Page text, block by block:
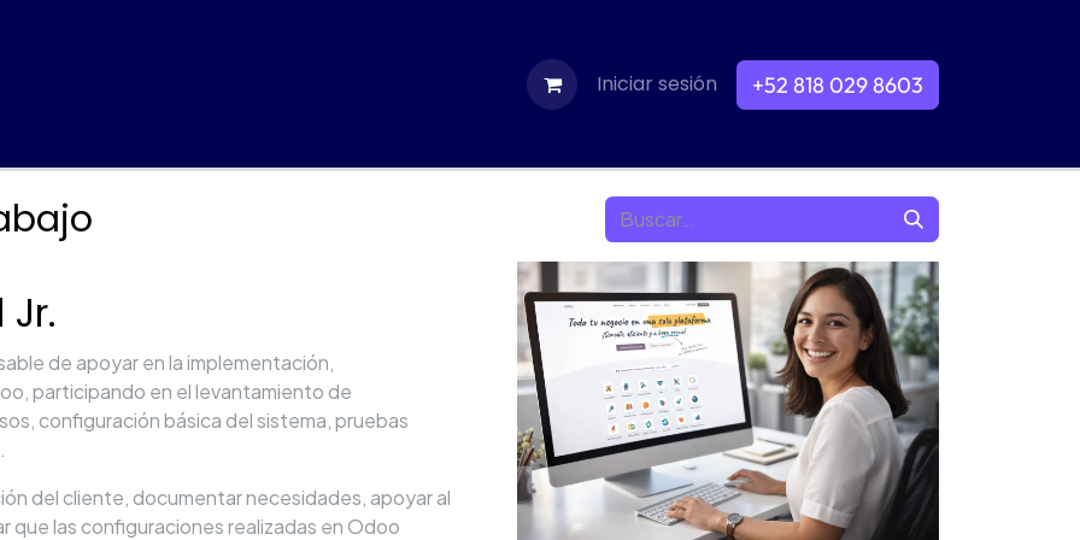
Contacto Empleos
Iniciar sesión +52 818 029 8603
de apoyar en la implementación,
participando en el levantamiento de
configuración básica del sistema, pruebas
del cliente, documentar necesidades, apoyar al
que las configuraciones realizadas en Odoo